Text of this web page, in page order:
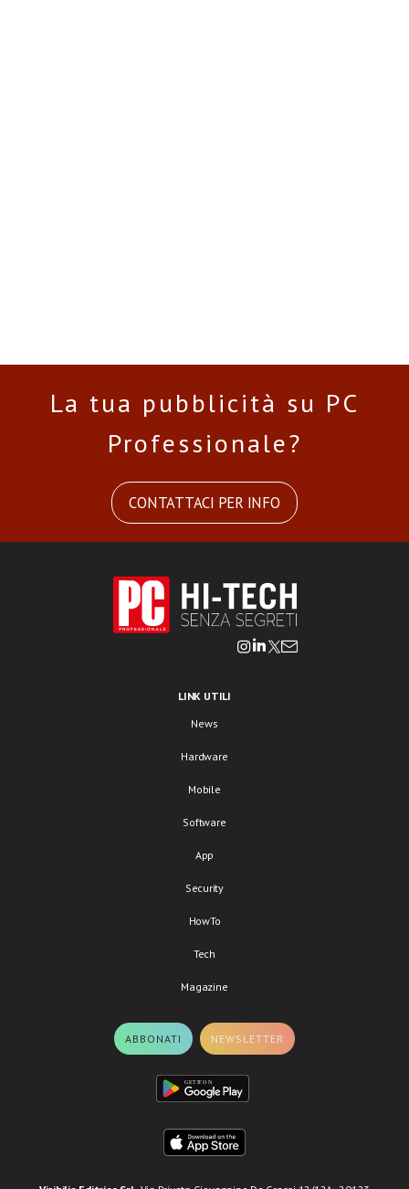
La tua pubblicità su PC
Professionale?
CONTATTACI PER INFO
LINK UTILI
News
Hardware
Mobile
Software
App
Security
HowTo
Tech
Magazine
ABBONATI NEWSLETTER